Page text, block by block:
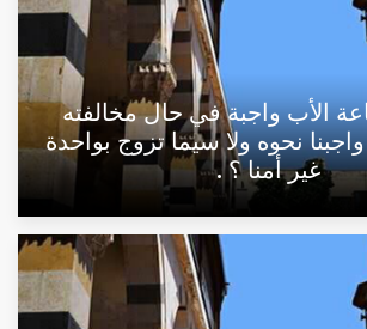
الأب واجبة في حال مخالفته
نحوه ولا سيما تزوج بواحدة
غير أمنا ؟ .